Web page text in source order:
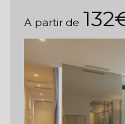
A partir de